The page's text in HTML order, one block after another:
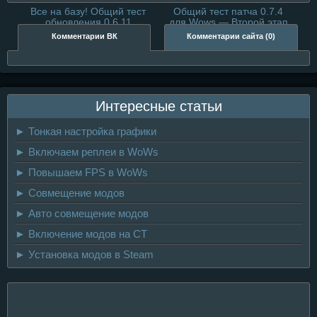
Все на базу! Общий тест
обновления 0.6.11
Общий тест патча 0.7.4
для Wows — Второй этап
Комментарии ВК Комментарии сайта (0)
Интересные статьи
► Тонкая настройка графики
► Включаем реплеи в WoWs
► Повышаем FPS в WoWs
► Совмещение модов
► Авто совмещение модов
► Включение модов на CT
► Установка модов в Steam